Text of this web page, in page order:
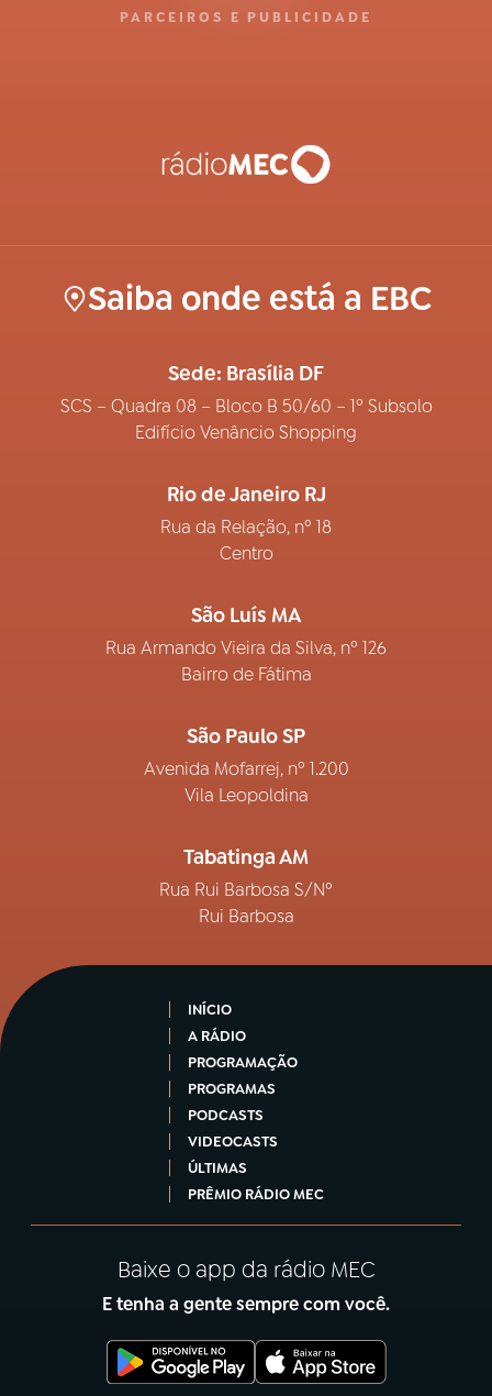
PARCEIROS E PUBLICIDADE
Saiba onde está a EBC
Sede: Brasília DF
SCS – Quadra 08 – Bloco B 50/60 – 1º Subsolo
Edifício Venâncio Shopping
Rio de Janeiro RJ
Rua da Relação, nº 18
Centro
São Luís MA
Rua Armando Vieira da Silva, nº 126
Bairro de Fátima
São Paulo SP
Avenida Mofarrej, nº 1.200
Vila Leopoldina
Tabatinga AM
Rua Rui Barbosa S/Nº
Rui Barbosa
INÍCIO
A RÁDIO
PROGRAMAÇÃO
PROGRAMAS
PODCASTS
VIDEOCASTS
ÚLTIMAS
PRÊMIO RÁDIO MEC
Baixe o app da rádio MEC
E tenha a gente sempre com você.